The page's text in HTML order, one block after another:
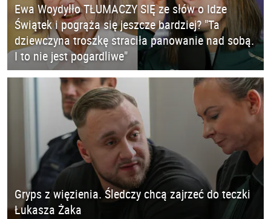
Ewa Woydyłło TŁUMACZY SIĘ ze słów o Idze
Świątek i pogrąża się jeszcze bardziej? "Ta
dziewczyna troszkę straciła panowanie nad sobą.
I to nie jest pogardliwe"
Gryps z więzienia. Śledczy chcą zajrzeć do teczki
Łukasza Żaka